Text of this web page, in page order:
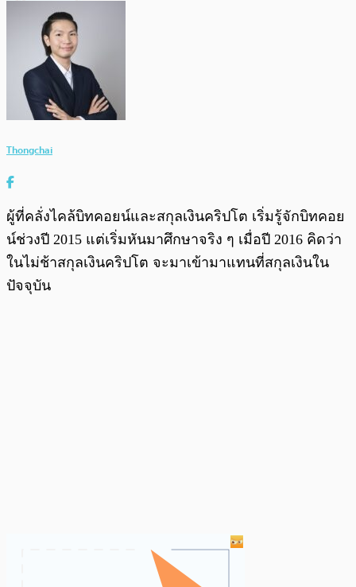
Thongchai
ผู้ที่คลั่งไคล้บิทคอยน์และสกุลเงินคริปโต เริ่มรู้จักบิทคอย
น์ช่วงปี 2015 แต่เริ่มหันมาศึกษาจริง ๆ เมื่อปี 2016 คิดว่า
ในไม่ช้าสกุลเงินคริปโต จะมาเข้ามาแทนที่สกุลเงินใน
ปัจจุบัน